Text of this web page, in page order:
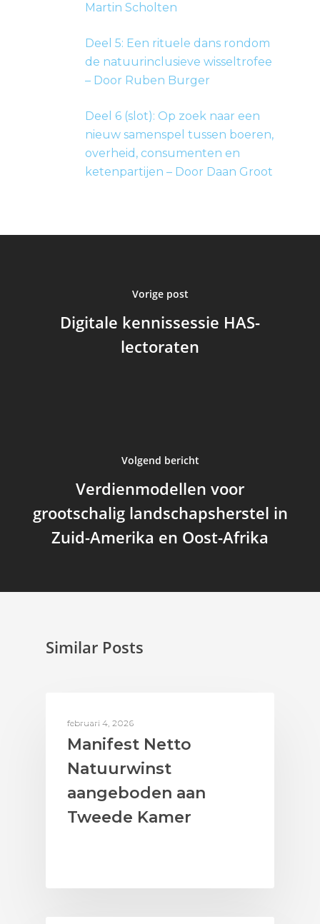
Martin Scholten
Deel 5: Een rituele dans rondom
de natuurinclusieve wisseltrofee
– Door Ruben Burger
Deel 6 (slot): Op zoek naar een
nieuw samenspel tussen boeren,
overheid, consumenten en
ketenpartijen – Door Daan Groot
Vorige post
Digitale kennissessie HAS-
lectoraten
Volgend bericht
Verdienmodellen voor
grootschalig landschapsherstel in
Zuid-Amerika en Oost-Afrika
Similar Posts
februari 4, 2026
Manifest Netto
Natuurwinst
aangeboden aan
Tweede Kamer